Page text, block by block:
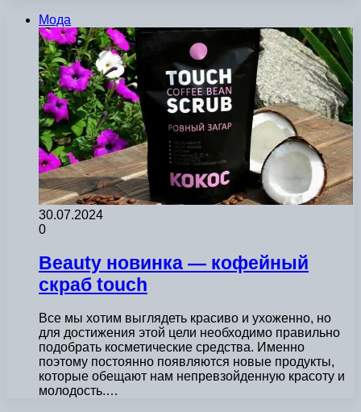
Мода
30.07.2024
0
Beauty новинка — кофейный
скраб touch
Все мы хотим выглядеть красиво и ухоженно, но
для достижения этой цели необходимо правильно
подобрать косметические средства. Именно
поэтому постоянно появляются новые продукты,
которые обещают нам непревзойденную красоту и
молодость.…